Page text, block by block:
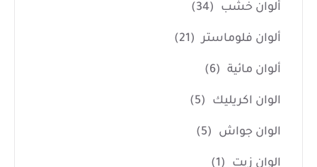
ألوان خشب (34)
ألوان فلوماستر (21)
ألوان مائية (6)
الوان اكريليك (5)
الوان جواش (5)
الوان زيت (1)